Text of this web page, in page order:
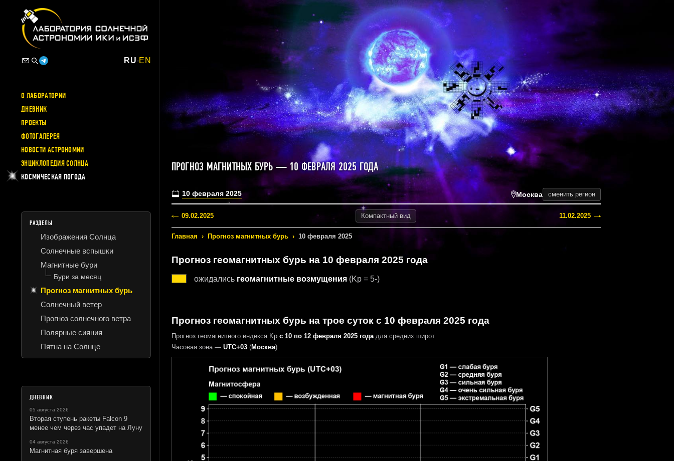
RU-EN
О ЛАБОРАТОРИИ
ДНЕВНИК
ПРОЕКТЫ
ФОТОГАЛЕРЕЯ
НОВОСТИ АСТРОНОМИИ
ЭНЦИКЛОПЕДИЯ СОЛНЦА
КОСМИЧЕСКАЯ ПОГОДА
РАЗДЕЛЫ
Изображения Солнца
Солнечные вспышки
Магнитные бури
Бури за месяц
Прогноз магнитных бурь
Солнечный ветер
Прогноз солнечного ветра
Полярные сияния
Пятна на Солнце
ДНЕВНИК
05 августа 2026
Вторая ступень ракеты Falcon 9
менее чем через час упадет на Луну
04 августа 2026
Магнитная буря завершена
ПРОГНОЗ МАГНИТНЫХ БУРЬ — 10 ФЕВРАЛЯ 2025 ГОДА
10 февраля 2025 Москва сменить регион
09.02.2025 Компактный вид 11.02.2025
Главная › Прогноз магнитных бурь › 10 февраля 2025
Прогноз геомагнитных бурь на 10 февраля 2025 года
ожидались геомагнитные возмущения(Kp = 5-)
Прогноз геомагнитных бурь на трое суток с 10 февраля 2025 года
Прогноз геомагнитного индекса Kp с 10 по 12 февраля 2025 годадля средних широт
Часовая зона — UTC+03(Москва)